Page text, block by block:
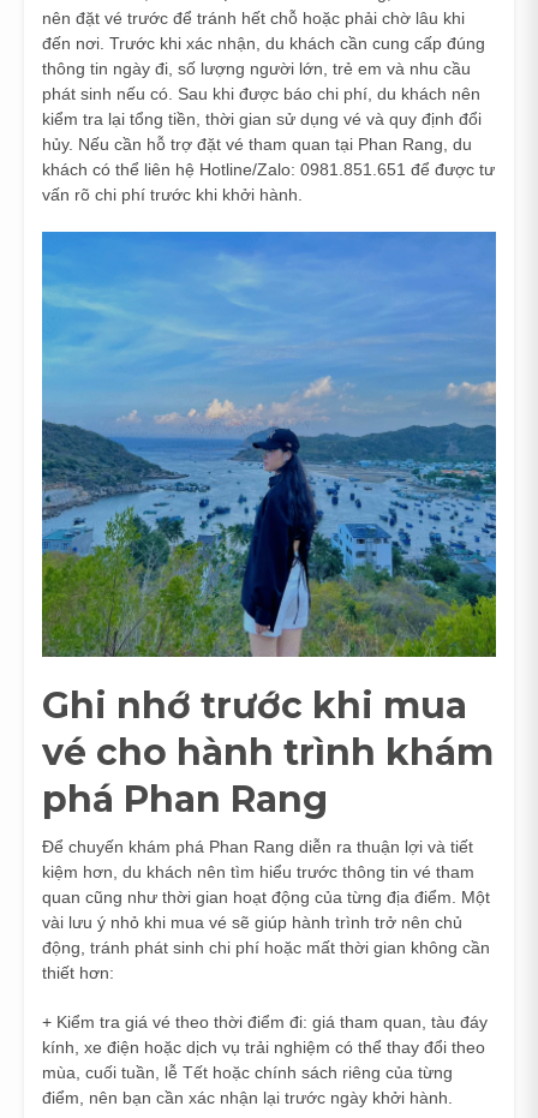
nên đặt vé trước để tránh hết chỗ hoặc phải chờ lâu khi
đến nơi. Trước khi xác nhận, du khách cần cung cấp đúng
thông tin ngày đi, số lượng người lớn, trẻ em và nhu cầu
phát sinh nếu có. Sau khi được báo chi phí, du khách nên
kiểm tra lại tổng tiền, thời gian sử dụng vé và quy định đổi
hủy. Nếu cần hỗ trợ đặt vé tham quan tại Phan Rang, du
khách có thể liên hệ Hotline/Zalo: 0981.851.651 để được tư
vấn rõ chi phí trước khi khởi hành.
Ghi nhớ trước khi mua
vé cho hành trình khám
phá Phan Rang
Để chuyến khám phá Phan Rang diễn ra thuận lợi và tiết
kiệm hơn, du khách nên tìm hiểu trước thông tin vé tham
quan cũng như thời gian hoạt động của từng địa điểm. Một
vài lưu ý nhỏ khi mua vé sẽ giúp hành trình trở nên chủ
động, tránh phát sinh chi phí hoặc mất thời gian không cần
thiết hơn:
+ Kiểm tra giá vé theo thời điểm đi: giá tham quan, tàu đáy
kính, xe điện hoặc dịch vụ trải nghiệm có thể thay đổi theo
mùa, cuối tuần, lễ Tết hoặc chính sách riêng của từng
điểm, nên bạn cần xác nhận lại trước ngày khởi hành.